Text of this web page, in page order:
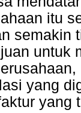
itu
semakin
untuk
yang
yang